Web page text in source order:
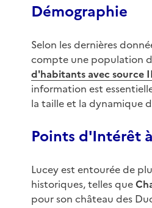
Démographie
Selon les dernières
compte une population
d'habitants avec source
information est
la taille et la dynamique
Points d'Intérêt
Lucey est entourée de
historiques, telles que
pour son château des